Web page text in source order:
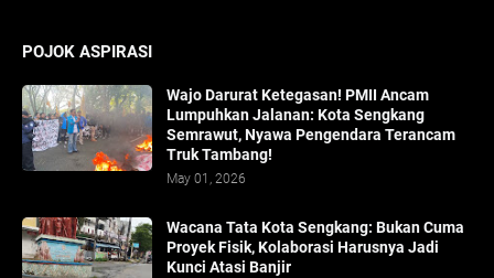
POJOK ASPIRASI
Wajo Darurat Ketegasan! PMII Ancam
Lumpuhkan Jalanan: Kota Sengkang
Semrawut, Nyawa Pengendara Terancam
Truk Tambang!
May 01, 2026
​Wacana Tata Kota Sengkang: Bukan Cuma
Proyek Fisik, Kolaborasi Harusnya Jadi
Kunci Atasi Banjir